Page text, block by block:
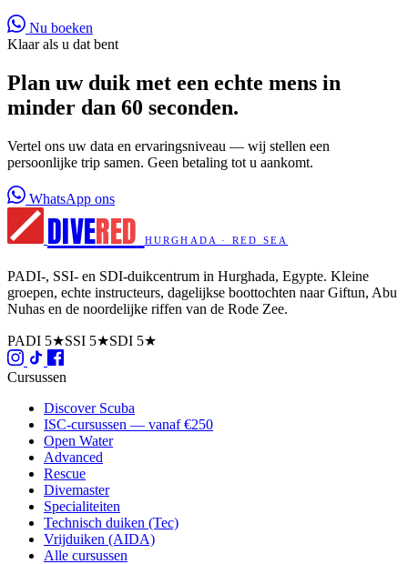
Nu boeken
Klaar als u dat bent
Plan uw duik met een echte mens in
minder dan 60 seconden.
Vertel ons uw data en ervaringsniveau — wij stellen een
persoonlijke trip samen. Geen betaling tot u aankomt.
WhatsApp ons
DIVERED HURGHADA · RED SEA
PADI-, SSI- en SDI-duikcentrum in Hurghada, Egypte. Kleine
groepen, echte instructeurs, dagelijkse boottochten naar Giftun, Abu
Nuhas en de noordelijke riffen van de Rode Zee.
PADI 5★SSI 5★SDI 5★
Cursussen
Discover Scuba
ISC-cursussen — vanaf €250
Open Water
Advanced
Rescue
Divemaster
Specialiteiten
Technisch duiken (Tec)
Vrijduiken (AIDA)
Alle cursussen